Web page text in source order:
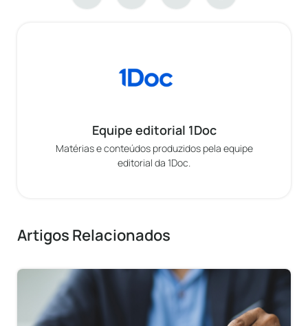
Equipe editorial 1Doc
Matérias e conteúdos produzidos pela equipe
editorial da 1Doc.
Artigos Relacionados